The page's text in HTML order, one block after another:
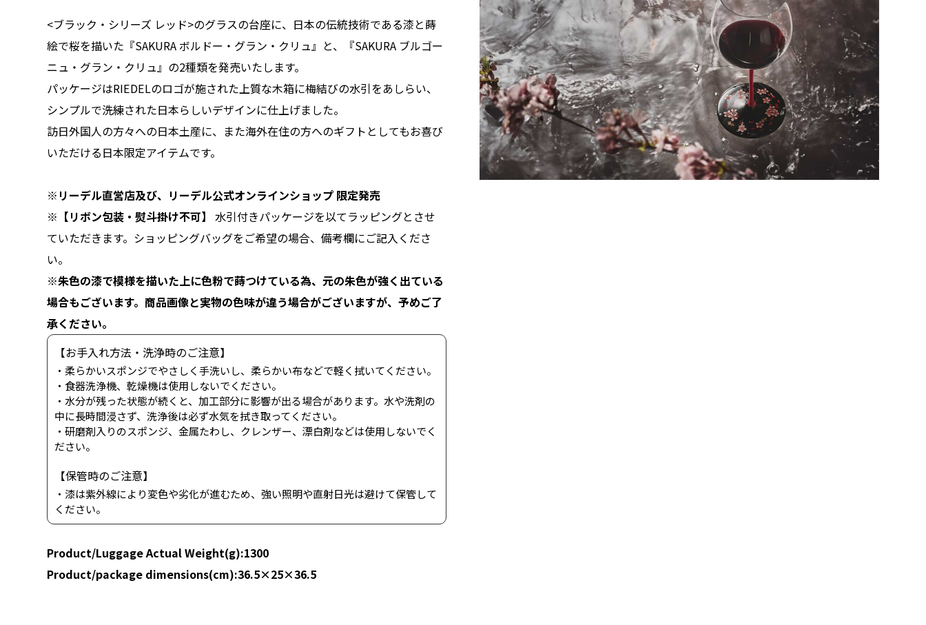
<ブラック・シリーズ レッド>のグラスの台座に、日本の伝統技術である漆と蒔
絵で桜を描いた『SAKURA ボルドー・グラン・クリュ』と、『SAKURA ブルゴー
ニュ・グラン・クリュ』の2種類を発売いたします。
パッケージはRIEDELのロゴが施された上質な木箱に梅結びの水引をあしらい、
シンプルで洗練された日本らしいデザインに仕上げました。
訪日外国人の方々への日本土産に、また海外在住の方へのギフトとしてもお喜び
いただける日本限定アイテムです。
※リーデル直営店及び、リーデル公式オンラインショップ 限定発売
※【リボン包装・熨斗掛け不可】 水引付きパッケージを以てラッピングとさせ
ていただきます。ショッピングバッグをご希望の場合、備考欄にご記入くださ
い。
※朱色の漆で模様を描いた上に色粉で蒔つけている為、元の朱色が強く出ている
場合もございます。商品画像と実物の色味が違う場合がございますが、予めご了
承ください。
【お手入れ方法・洗浄時のご注意】
・柔らかいスポンジでやさしく手洗いし、柔らかい布などで軽く拭いてください。
・食器洗浄機、乾燥機は使用しないでください。
・水分が残った状態が続くと、加工部分に影響が出る場合があります。水や洗剤の
中に長時間浸さず、洗浄後は必ず水気を拭き取ってください。
・研磨剤入りのスポンジ、金属たわし、クレンザー、漂白剤などは使用しないでく
ださい。
【保管時のご注意】
・漆は紫外線により変色や劣化が進むため、強い照明や直射日光は避けて保管して
ください。
Product/Luggage Actual Weight(g):1300
Product/package dimensions(cm):36.5×25×36.5